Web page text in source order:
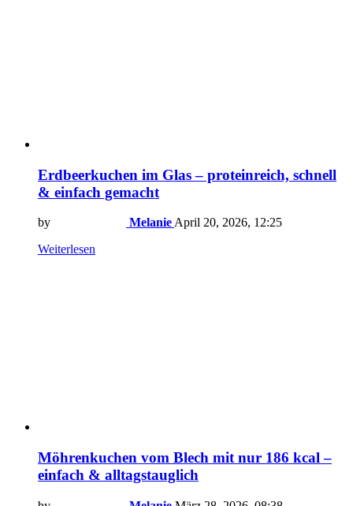
Erdbeerkuchen im Glas – proteinreich, schnell
& einfach gemacht
by Melanie April 20, 2026, 12:25
Weiterlesen
Möhrenkuchen vom Blech mit nur 186 kcal –
einfach & alltagstauglich